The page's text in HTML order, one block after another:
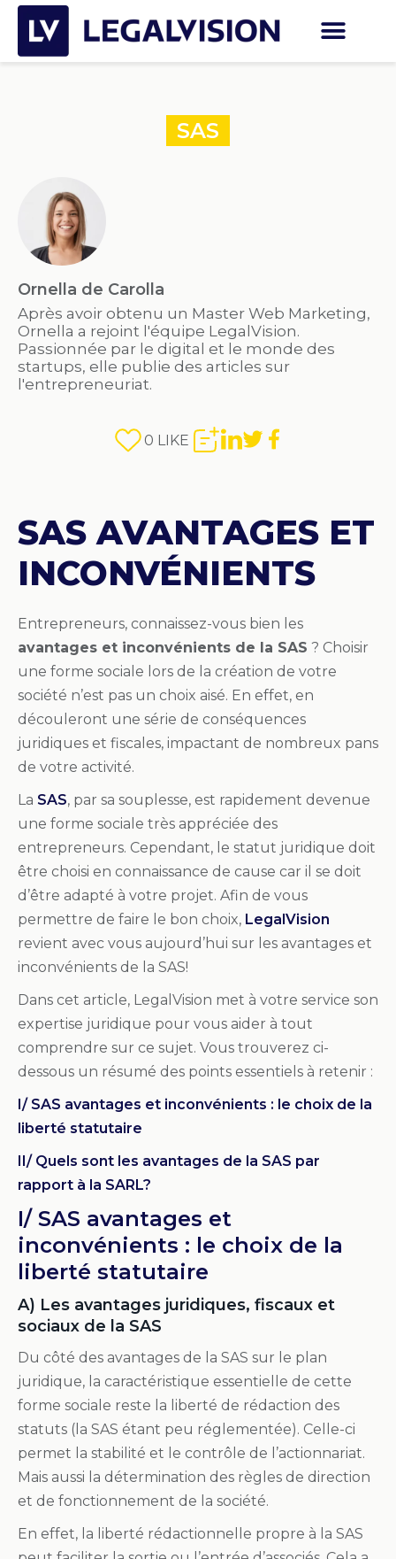
SAS
Ornella de Carolla
Après avoir obtenu un Master Web Marketing,
Ornella a rejoint l'équipe LegalVision.
Passionnée par le digital et le monde des
startups, elle publie des articles sur
l'entrepreneuriat.
0 LIKE
​SAS AVANTAGES ET
INCONVÉNIENTS
Entrepreneurs, connaissez-vous bien les
avantages et inconvénients de la SAS ? Choisir
une forme sociale lors de la création de votre
société n’est pas un choix aisé. En effet, en
découleront une série de conséquences
juridiques et fiscales, impactant de nombreux pans
de votre activité.
La SAS, par sa souplesse, est rapidement devenue
une forme sociale très appréciée des
entrepreneurs. Cependant, le statut juridique doit
être choisi en connaissance de cause car il se doit
d’être adapté à votre projet. Afin de vous
permettre de faire le bon choix, LegalVision
revient avec vous aujourd’hui sur les avantages et
inconvénients de la SAS!
Dans cet article, LegalVision met à votre service son
expertise juridique pour vous aider à tout
comprendre sur ce sujet. Vous trouverez ci-
dessous un résumé des points essentiels à retenir :
I/ SAS avantages et inconvénients : le choix de la
liberté statutaire
II/ Quels sont les avantages de la SAS par
rapport à la SARL?
I/ SAS avantages et
inconvénients : le choix de la
liberté statutaire
A) Les avantages juridiques, fiscaux et
sociaux de la SAS
Du côté des avantages de la SAS sur le plan
juridique, la caractéristique essentielle de cette
forme sociale reste la liberté de rédaction des
statuts (la SAS étant peu réglementée). Celle-ci
permet la stabilité et le contrôle de l’actionnariat.
Mais aussi la détermination des règles de direction
et de fonctionnement de la société.
En effet, la liberté rédactionnelle propre à la SAS